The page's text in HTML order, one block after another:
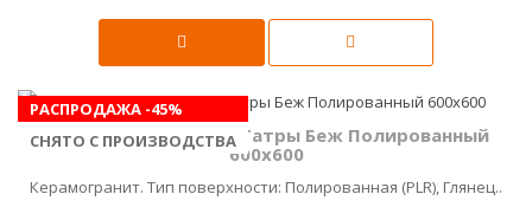
РАСПРОДАЖА -45%
СНЯТО С ПРОИЗВОДСТВА
Керамика Будущего Татры Беж Полированный
600x600
Керамогранит. Тип поверхности: Полированная (PLR), Глянец..